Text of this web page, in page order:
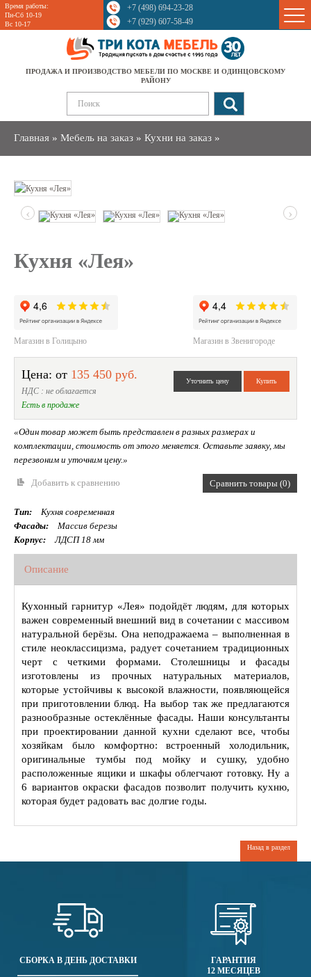
Время работы:
Пн-Сб 10-19
Вс 10-17
+7 (498) 694-23-28
+7 (929) 607-58-49
ПРОДАЖА И ПРОИЗВОДСТВО МЕБЕЛИ ПО МОСКВЕ И ОДИНЦОВСКОМУ
РАЙОНУ
Главная » Мебель на заказ » Кухни на заказ »
Sale
‹ ›
Кухня «Лея»
Магазин в Голицыно Магазин в Звенигороде
Цена: от 135 450 руб.
НДС : не облагается
Есть в продаже
«Один товар может быть представлен в разных размерах и
комплектации, стоимость от этого меняется. Оставьте заявку, мы
перезвоним и уточним цену.»
Добавить к сравнению Сравнить товары (0)
Тип:
Кухня современная
Фасады:
Массив березы
Корпус:
ЛДСП 18 мм
Описание
Кухонный гарнитур «Лея» подойдёт людям, для которых
важен современный внешний вид в сочетании с массивом
натуральной берёзы. Она неподражаема – выполненная в
стиле неоклассицизма, радует сочетанием традиционных
черт с четкими формами. Столешницы и фасады
изготовлены из прочных натуральных материалов,
которые устойчивы к высокой влажности, появляющейся
при приготовлении блюд. На выбор так же предлагаются
разнообразные остеклённые фасады. Наши консультанты
при проектировании данной кухни сделают все, чтобы
хозяйкам было комфортно: встроенный холодильник,
оригинальные тумбы под мойку и сушку, удобно
расположенные ящики и шкафы облегчают готовку. Ну а
6 вариантов окраски фасадов позволит получить кухню,
которая будет радовать вас долгие годы.
Назад в раздел
СБОРКА В ДЕНЬ ДОСТАВКИ
ГАРАНТИЯ
12 МЕСЯЦЕВ